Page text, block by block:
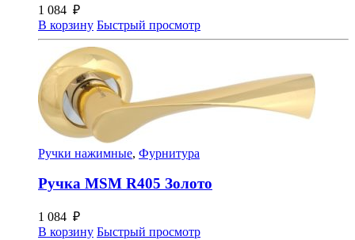
1 084 ₽
В корзину Быстрый просмотр
Ручки нажимные, Фурнитура
Ручка MSM R405 Золото
1 084 ₽
В корзину Быстрый просмотр